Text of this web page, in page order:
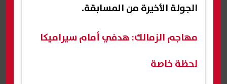
الجولة الأخيرة من المسابقة.
مهاجم الزمالك: هدفي أمام سيراميكا
لحظة خاصة